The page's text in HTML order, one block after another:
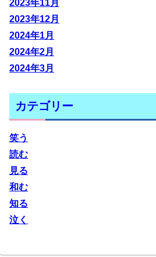
2023年11月
2023年12月
2024年1月
2024年2月
2024年3月
カテゴリー
笑う
読む
見る
和む
知る
泣く